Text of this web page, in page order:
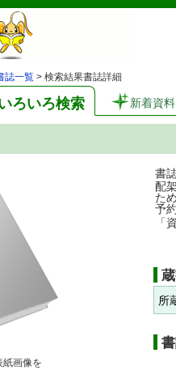
誌一覧 > 検索結果書誌詳細
ろいろ検索 新着資料
紙画像を
書
配
た
予
「
所